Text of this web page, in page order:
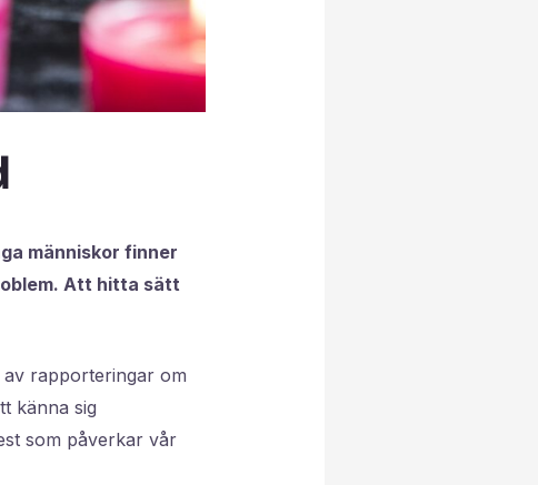
människor finner
Att hitta sätt
rapporteringar om
känna sig
som påverkar vår